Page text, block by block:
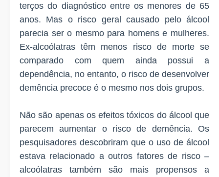
terços do diagnóstico entre os menores de 65
anos. Mas o risco geral causado pelo álcool
parecia ser o mesmo para homens e mulheres.
Ex-alcoólatras têm menos risco de morte se
comparado com quem ainda possui a
dependência, no entanto, o risco de desenvolver
demência precoce é o mesmo nos dois grupos.
Não são apenas os efeitos tóxicos do álcool que
parecem aumentar o risco de demência. Os
pesquisadores descobriram que o uso de álcool
estava relacionado a outros fatores de risco –
alcoólatras também são mais propensos a